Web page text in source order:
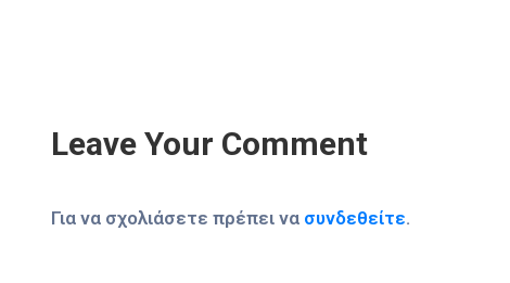
Leave Your Comment
Για να σχολιάσετε πρέπει να συνδεθείτε.